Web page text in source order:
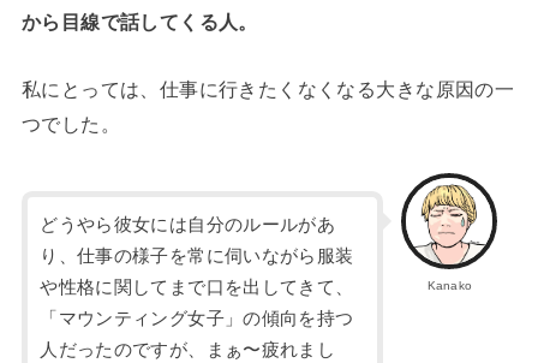
から目線で話してくる人。
私にとっては、仕事に行きたくなくなる大きな原因の一
つでした。
Kanako
どうやら彼女には自分のルールがあ
り、仕事の様子を常に伺いながら服装
や性格に関してまで口を出してきて、
「マウンティング女子」の傾向を持つ
人だったのですが、まぁ〜疲れまし